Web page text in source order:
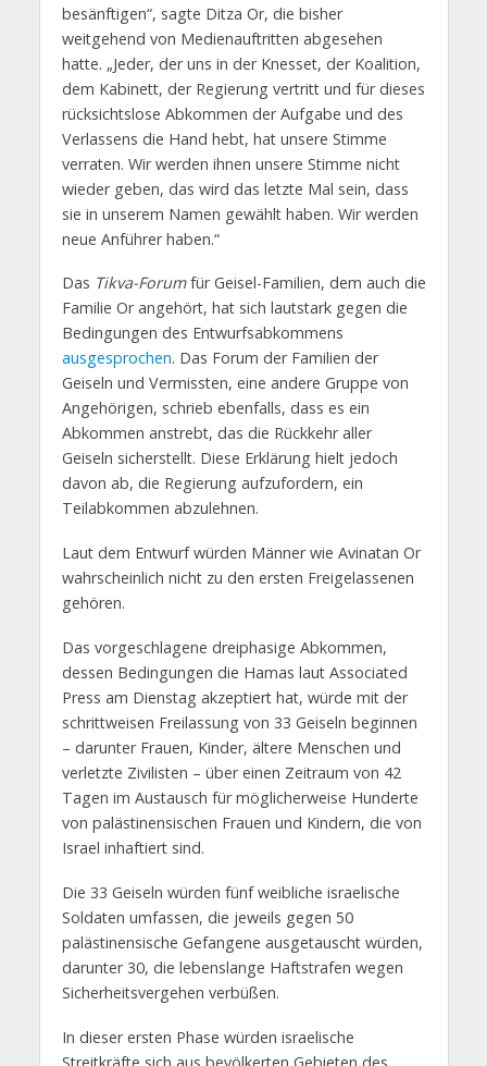
besänftigen“, sagte Ditza Or, die bisher
weitgehend von Medienauftritten abgesehen
hatte. „Jeder, der uns in der Knesset, der Koalition,
dem Kabinett, der Regierung vertritt und für dieses
rücksichtslose Abkommen der Aufgabe und des
Verlassens die Hand hebt, hat unsere Stimme
verraten. Wir werden ihnen unsere Stimme nicht
wieder geben, das wird das letzte Mal sein, dass
sie in unserem Namen gewählt haben. Wir werden
neue Anführer haben.“
Das Tikva-Forumfür Geisel-Familien, dem auch die
Familie Or angehört, hat sich lautstark gegen die
Bedingungen des Entwurfsabkommens
ausgesprochen. Das Forum der Familien der
Geiseln und Vermissten, eine andere Gruppe von
Angehörigen, schrieb ebenfalls, dass es ein
Abkommen anstrebt, das die Rückkehr aller
Geiseln sicherstellt. Diese Erklärung hielt jedoch
davon ab, die Regierung aufzufordern, ein
Teilabkommen abzulehnen.
Laut dem Entwurf würden Männer wie Avinatan Or
wahrscheinlich nicht zu den ersten Freigelassenen
gehören.
Das vorgeschlagene dreiphasige Abkommen,
dessen Bedingungen die Hamas laut Associated
Press am Dienstag akzeptiert hat, würde mit der
schrittweisen Freilassung von 33 Geiseln beginnen
– darunter Frauen, Kinder, ältere Menschen und
verletzte Zivilisten – über einen Zeitraum von 42
Tagen im Austausch für möglicherweise Hunderte
von palästinensischen Frauen und Kindern, die von
Israel inhaftiert sind.
Die 33 Geiseln würden fünf weibliche israelische
Soldaten umfassen, die jeweils gegen 50
palästinensische Gefangene ausgetauscht würden,
darunter 30, die lebenslange Haftstrafen wegen
Sicherheitsvergehen verbüßen.
In dieser ersten Phase würden israelische